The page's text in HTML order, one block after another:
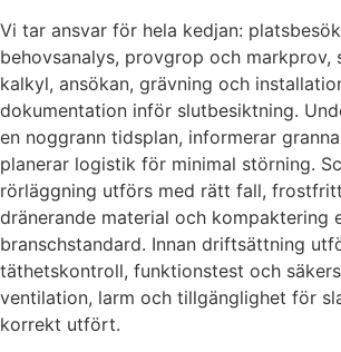
Vi tar ansvar för hela kedjan:
behovsanalys, provgrop och markprov,
kalkyl, ansökan, grävning och
dokumentation inför slutbesiktning.
en noggrann tidsplan, informerar
planerar logistik för minimal störning.
rörläggning utförs med rätt fall,
dränerande material och kompaktering
branschstandard. Innan driftsättning
täthetskontroll, funktionstest och
ventilation, larm och tillgänglighet för
korrekt utfört.